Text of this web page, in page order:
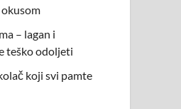
– lagan i
teško odoljeti
koji svi pamte